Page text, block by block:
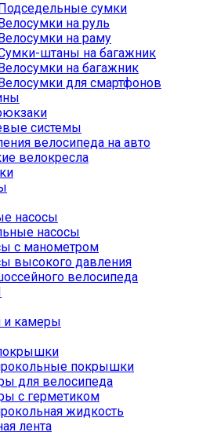
сумки
на руль
на раму
штаны на багажник
на багажник
для смартфонов
системы
велосипеда на авто
велокресла
насосы
насосы
с манометром
высокого давления
велосипеда
камеры
покрышки
для велосипеда
с герметиком
жидкость
лента